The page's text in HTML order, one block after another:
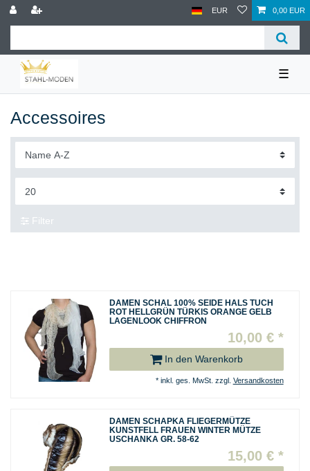
EUR 0,00 EUR
☰
Accessoires
Filter
DAMEN SCHAL 100% SEIDE HALS TUCH
ROT HELLGRÜN TÜRKIS ORANGE GELB
LAGENLOOK CHIFFRON
10,00 € *
In den Warenkorb
* inkl. ges. MwSt. zzgl. Versandkosten
DAMEN SCHAPKA FLIEGERMÜTZE
KUNSTFELL FRAUEN WINTER MÜTZE
USCHANKA GR. 58-62
15,00 € *